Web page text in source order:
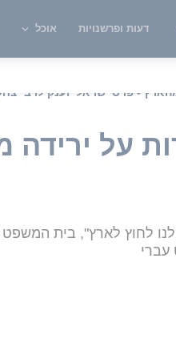
דעות ופרשנויות אוכל
- פרס ישראל יוענק לרב
על
לחוץ לארץ", בית